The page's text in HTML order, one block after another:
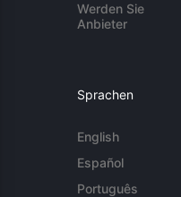
Werden Sie
Anbieter
Sprachen
English
Español
Português